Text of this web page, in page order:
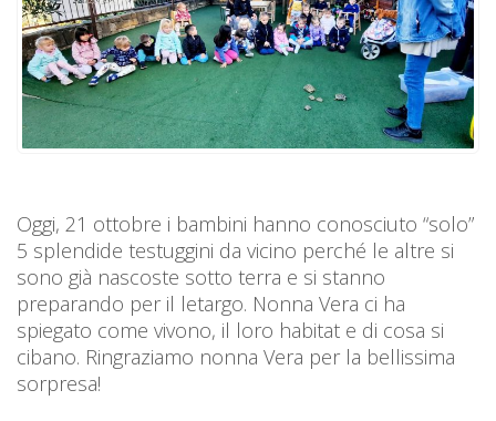
Oggi, 21 ottobre i bambini hanno conosciuto “solo”
5 splendide testuggini da vicino perché le altre si
sono già nascoste sotto terra e si stanno
preparando per il letargo. Nonna Vera ci ha
spiegato come vivono, il loro habitat e di cosa si
cibano. Ringraziamo nonna Vera per la bellissima
sorpresa!